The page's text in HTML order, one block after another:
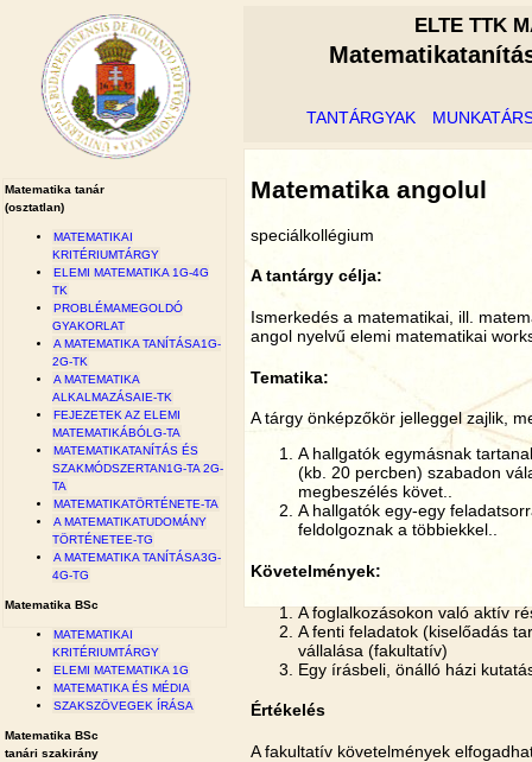
ELTE TTK
TANTÁRGYAK
Matematika tanár
(osztatlan)
MATEMATIKAI
KRITÉRIUMTÁRGY
ELEMI MATEMATIKA 1G-4G
TK
PROBLÉMAMEGOLDÓ
GYAKORLAT
A MATEMATIKA TANÍTÁSA1G-
2G-TK
A MATEMATIKA
ALKALMAZÁSAIE-TK
FEJEZETEK AZ ELEMI
MATEMATIKÁBÓLG-TA
MATEMATIKATANÍTÁS ÉS
SZAKMÓDSZERTAN1G-TA 2G-
TA
MATEMATIKATÖRTÉNETE-TA
A MATEMATIKATUDOMÁNY
TÖRTÉNETEE-TG
A MATEMATIKA TANÍTÁSA3G-
4G-TG
Matematika BSc
MATEMATIKAI
KRITÉRIUMTÁRGY
ELEMI MATEMATIKA 1G
MATEMATIKA ÉS MÉDIA
SZAKSZÖVEGEK ÍRÁSA
Matematika BSc
tanári szakirány
Matematika angolul
speciálkollégium
A tantárgy célja:
Ismerkedés a matematikai, ill.
angol nyelvű elemi matematikai
Tematika:
A tárgy önképzőkör jelleggel zajlik,
A hallgatók egymásnak
(kb. 20 percben) szabadon
megbeszélés követ..
A hallgatók egy-egy
feldolgoznak a többiekkel..
Követelmények:
A foglalkozásokon való aktív
A fenti feladatok (kiselőadás
vállalása (fakultatív)
Egy írásbeli, önálló házi
Értékelés
A fakultatív követelmények